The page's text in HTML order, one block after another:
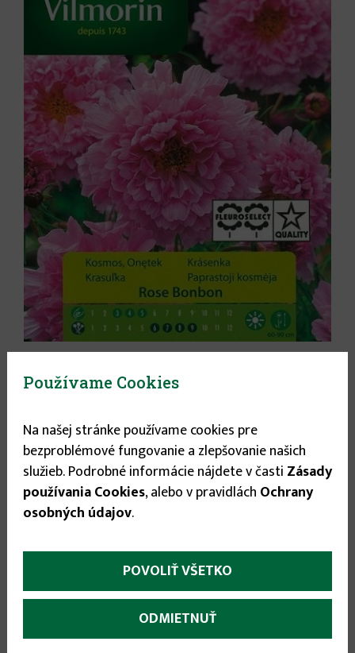
P380 Krasuľka ROSE BONBON
Kód tovaru:957
Výrobca: Vilmorin
EAN: 5907617321540
Stav tovaru: Na sklade
3.95 €
Používame Cookies
Na našej stránke používame cookies pre
bezproblémové fungovanie a zlepšovanie našich
služieb. Podrobné informácie nájdete v časti Zásady
používania Cookies, alebo v pravidlách Ochrany
osobných údajov.
POVOLIŤ VŠETKO
ODMIETNUŤ